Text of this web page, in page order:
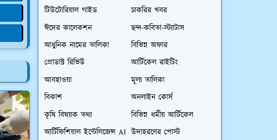
টিউটোরিয়াল গাইড
চাকরির খবর
ঈদের কালেকশন
ছন্দ-কবিতা-স্ট্যাটাস
আধুনিক নামের তালিকা
বিভিন্ন অফার
প্রোডাক্ট রিভিউ
আর্টিকেল রাইটিং
আবহাওয়া
মূল্য তালিকা
বিকাশ
অনলাইন কোর্স
কৃষি বিষয়ক তথ্য
বিভিন্ন ধর্মীয় আর্টিকেল
আর্টিফিশিয়াল ইন্টেলিজেন্স AI উদাহরণের পোস্ট